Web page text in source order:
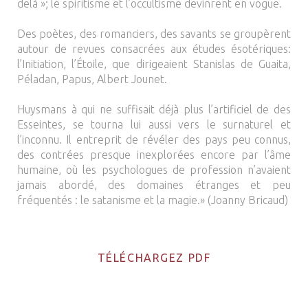
delà »; le spiritisme et l’occultisme devinrent en vogue.
Des poètes, des romanciers, des savants se groupèrent
autour de revues consacrées aux études ésotériques:
l’Initiation, l’Étoile, que dirigeaient Stanislas de Guaita,
Péladan, Papus, Albert Jounet.
Huysmans à qui ne suffisait déjà plus l’artificiel de des
Esseintes, se tourna lui aussi vers le surnaturel et
l’inconnu. Il entreprit de révéler des pays peu connus,
des contrées presque inexplorées encore par l’âme
humaine, où les psychologues de profession n’avaient
jamais abordé, des domaines étranges et peu
fréquentés : le satanisme et la magie.» (Joanny Bricaud)
TÉLÉCHARGEZ PDF